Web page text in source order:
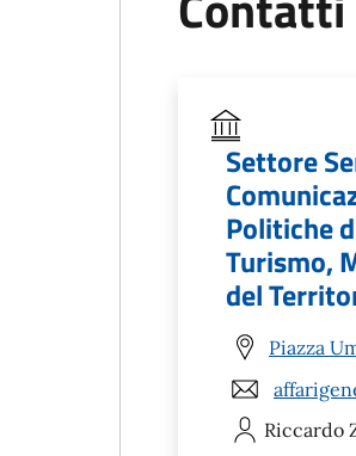
Settore
Politiche
Turismo,
del
Piazza
Riccardo